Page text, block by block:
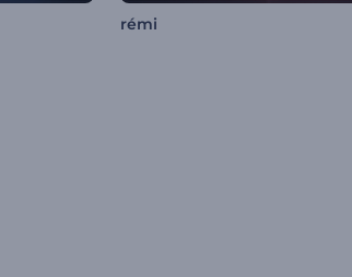
rémi